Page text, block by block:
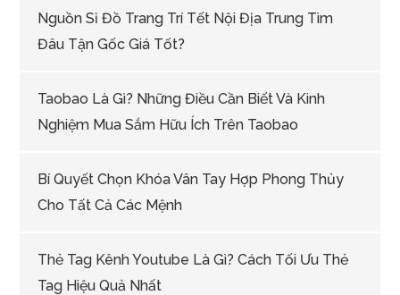
Nguồn Sỉ Đồ Trang Trí Tết Nội Địa Trung Tìm
Đâu Tận Gốc Giá Tốt?
Taobao Là Gì? Những Điều Cần Biết Và Kinh
Nghiệm Mua Sắm Hữu Ích Trên Taobao
Bí Quyết Chọn Khóa Vân Tay Hợp Phong Thủy
Cho Tất Cả Các Mệnh
Thẻ Tag Kênh Youtube Là Gì? Cách Tối Ưu Thẻ
Tag Hiệu Quả Nhất